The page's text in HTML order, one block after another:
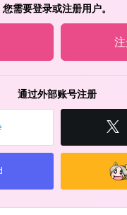
您需要登录或注册用户。
通过外部账号注册